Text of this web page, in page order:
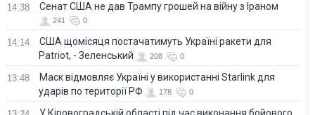
14:38 Сенат США не дав Трампу грошей на війну з Іраном
241 0
14:14
США щомісяця постачатимуть Україні ракети для
Patriot, - Зеленський
208 0
13:48
Маск відмовляє Україні у використанні Starlink для
ударів по території РФ
178 0